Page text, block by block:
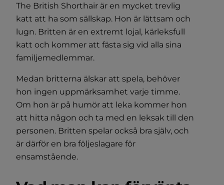
The British Shorthair är en mycket trevlig
katt att ha som sällskap. Hon är lättsam och
lugn. Britten är en extremt lojal, kärleksfull
katt och kommer att fästa sig vid alla sina
familjemedlemmar.
Medan britterna älskar att spela, behöver
hon ingen uppmärksamhet varje timme.
Om hon är på humör att leka kommer hon
att hitta någon och ta med en leksak till den
personen. Britten spelar också bra själv, och
är därför en bra följeslagare för
ensamstående.